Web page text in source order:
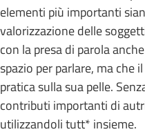
elementi più importanti
valorizzazione delle
con la presa di parola
spazio per parlare, ma che
pratica sulla sua pelle.
contributi importanti di
utilizzandoli tutt* insieme.